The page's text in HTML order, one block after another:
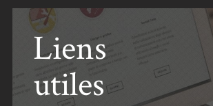
Liens
utiles